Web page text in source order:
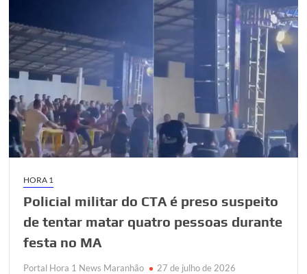
mandados
do
prefeito
vice
de
Nova
Olinda
HORA 1
Policial militar do CTA é preso suspeito
de tentar matar quatro pessoas durante
festa no MA
Portal Hora 1 News Maranhão 27 de julho de 2026